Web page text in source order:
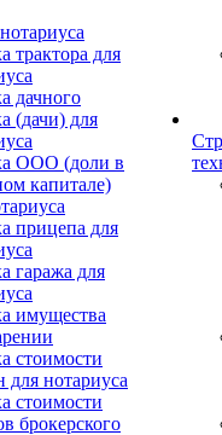
трактора для
дачного
(дачи) для
ООО (доли в
капитале)
прицепа для
гаража для
имущества
стоимости
для нотариуса
стоимости
брокерского